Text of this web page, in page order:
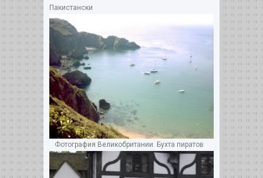
Пакистански
Фотография Великобритании. Бухта пиратов